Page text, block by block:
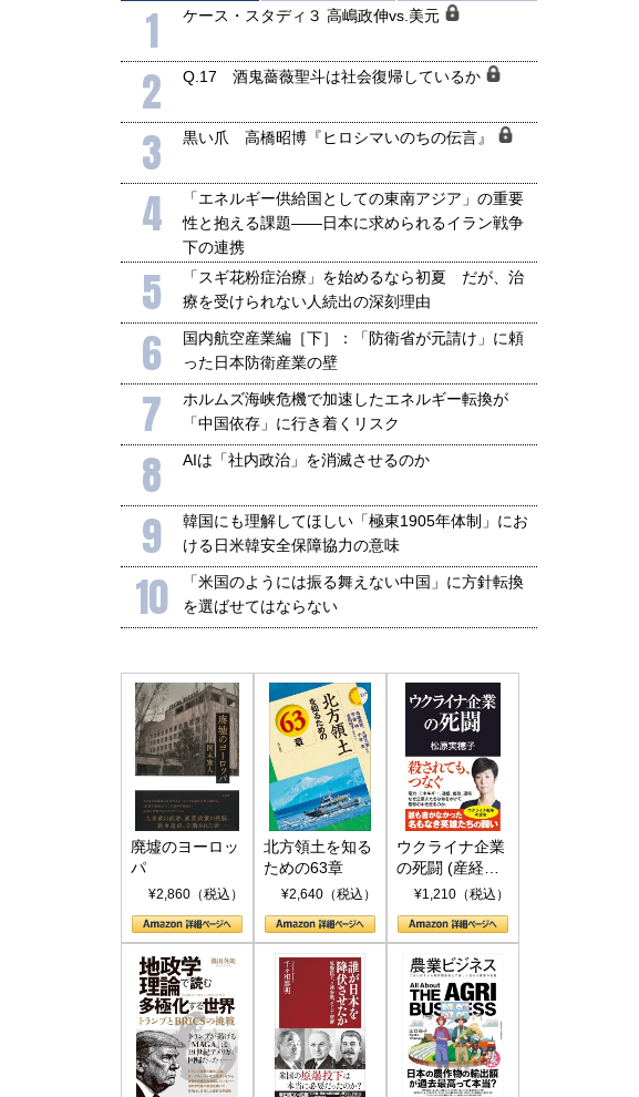
1 ケース・スタディ３ 高嶋政伸vs.美元
2 Q.17 酒鬼薔薇聖斗は社会復帰しているか
3 黒い爪 高橋昭博『ヒロシマいのちの伝言』
4
「エネルギー供給国としての東南アジア」の重要
性と抱える課題――日本に求められるイラン戦争
下の連携
5
「スギ花粉症治療」を始めるなら初夏 だが、治
療を受けられない人続出の深刻理由
6
国内航空産業編［下］：「防衛省が元請け」に頼
った日本防衛産業の壁
7
ホルムズ海峡危機で加速したエネルギー転換が
「中国依存」に行き着くリスク
8 AIは「社内政治」を消滅させるのか
9
韓国にも理解してほしい「極東1905年体制」にお
ける日米韓安全保障協力の意味
10
「米国のようには振る舞えない中国」に方針転換
を選ばせてはならない
廃墟のヨーロッ
パ
¥2,860（税込）
北方領土を知る
ための63章
¥2,640（税込）
ウクライナ企業
の死闘 (産経セ
レクト S 039)
¥1,210（税込）